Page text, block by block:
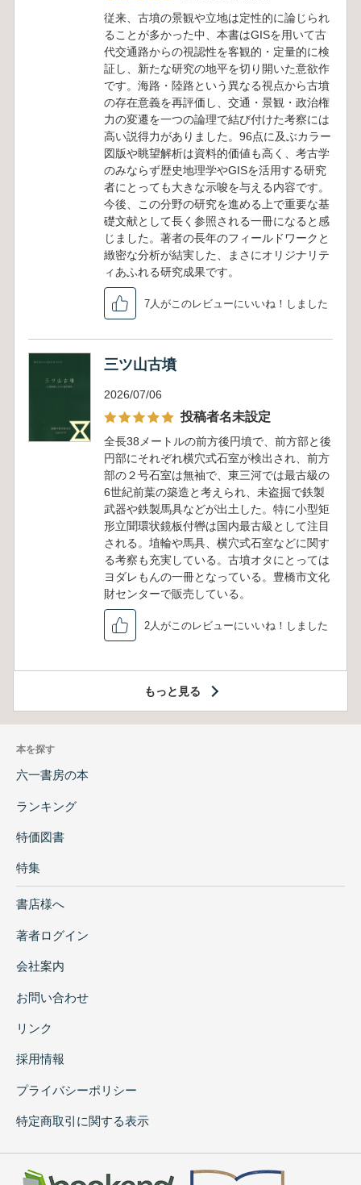
従来、古墳の景観や立地は定性的に論じられ
ることが多かった中、本書はGISを用いて古
代交通路からの視認性を客観的・定量的に検
証し、新たな研究の地平を切り開いた意欲作
です。海路・陸路という異なる視点から古墳
の存在意義を再評価し、交通・景観・政治権
力の変遷を一つの論理で結び付けた考察には
高い説得力がありました。96点に及ぶカラー
図版や眺望解析は資料的価値も高く、考古学
のみならず歴史地理学やGISを活用する研究
者にとっても大きな示唆を与える内容です。
今後、この分野の研究を進める上で重要な基
礎文献として長く参照される一冊になると感
じました。著者の長年のフィールドワークと
緻密な分析が結実した、まさにオリジナリテ
ィあふれる研究成果です。
7人がこのレビューにいいね！しました
三ツ山古墳
2026/07/06
投稿者名未設定
全長38メートルの前方後円墳で、前方部と後
円部にそれぞれ横穴式石室が検出され、前方
部の２号石室は無袖で、東三河では最古級の
6世紀前葉の築造と考えられ、未盗掘で鉄製
武器や鉄製馬具などが出土した。特に小型矩
形立聞環状鏡板付轡は国内最古級として注目
される。埴輪や馬具、横穴式石室などに関す
る考察も充実している。古墳オタにとっては
ヨダレもんの一冊となっている。豊橋市文化
財センターで販売している。
2人がこのレビューにいいね！しました
もっと見る
本を探す
六一書房の本
ランキング
特価図書
特集
書店様へ
著者ログイン
会社案内
お問い合わせ
リンク
採用情報
プライバシーポリシー
特定商取引に関する表示